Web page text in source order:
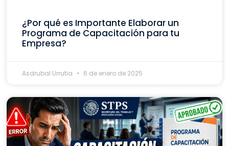
¿Por qué es Importante Elaborar un
Programa de Capacitación para tu
Empresa?
Asdrubal Urrutia 6 de enero de 2025